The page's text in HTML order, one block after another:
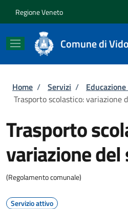
Regione Veneto
Comune di
Briciole di pane
Home / Servizi /
Trasporto scolastico: variazione
Trasporto
variazione
(Regolamento comunale)
Servizio attivo